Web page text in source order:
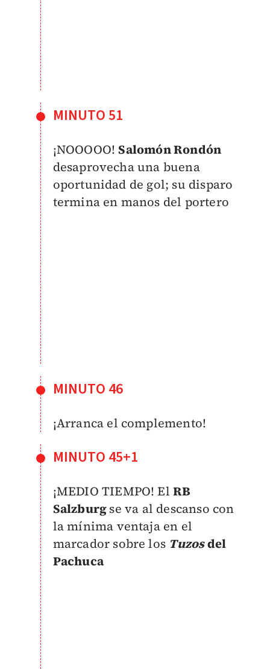
MINUTO 51
¡NOOOOO!Salomón Rondón
desaprovecha una buena
oportunidad de gol; su disparo
termina en manos del portero
MINUTO 46
¡Arranca el complemento!
MINUTO 45+1
¡MEDIO TIEMPO! ElRB
Salzburgse va al descanso con
la mínima ventaja en el
marcador sobre los Tuzosdel
Pachuca